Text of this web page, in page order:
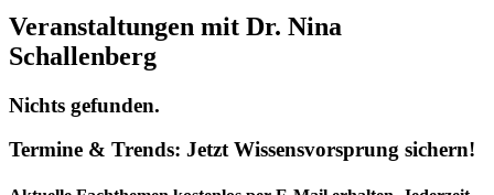
Veranstaltungen mit Dr. Nina
Schallenberg
Nichts gefunden.
Termine & Trends: Jetzt Wissensvorsprung sichern!